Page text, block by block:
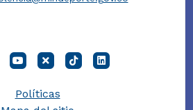
Políticas